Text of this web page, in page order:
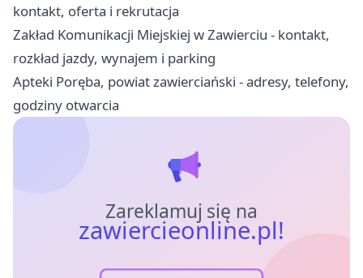
kontakt, oferta i rekrutacja
Zakład Komunikacji Miejskiej w Zawierciu - kontakt,
rozkład jazdy, wynajem i parking
Apteki Poręba, powiat zawierciański - adresy, telefony,
godziny otwarcia
Zareklamuj się na
zawiercieonline.pl!